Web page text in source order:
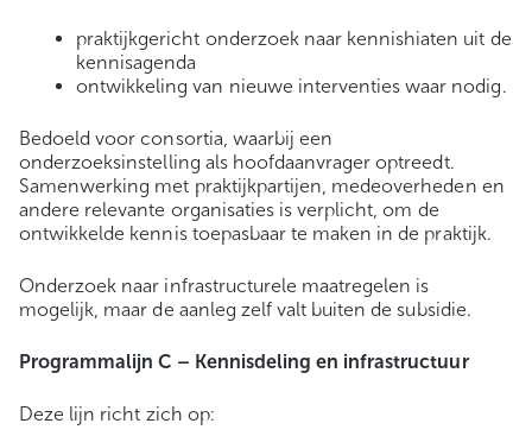
praktijkgericht onderzoek naar kennishiaten uit de
kennisagenda
ontwikkeling van nieuwe interventies waar nodig.
Bedoeld voor consortia, waarbij een
onderzoeksinstelling als hoofdaanvrager optreedt.
Samenwerking met praktijkpartijen, medeoverheden en
andere relevante organisaties is verplicht, om de
ontwikkelde kennis toepasbaar te maken in de praktijk.
Onderzoek naar infrastructurele maatregelen is
mogelijk, maar de aanleg zelf valt buiten de subsidie.
Programmalijn C – Kennisdeling en infrastructuur
Deze lijn richt zich op: